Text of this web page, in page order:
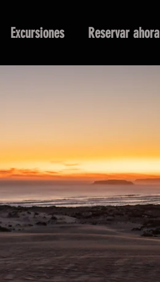
Excursiones Reservar ahora